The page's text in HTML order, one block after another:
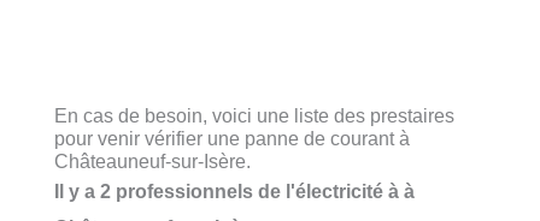
En cas de besoin, voici une liste des prestaires
pour venir vérifier une panne de courant à
Châteauneuf-sur-Isère.
Il y a 2 professionnels de l'électricité à à